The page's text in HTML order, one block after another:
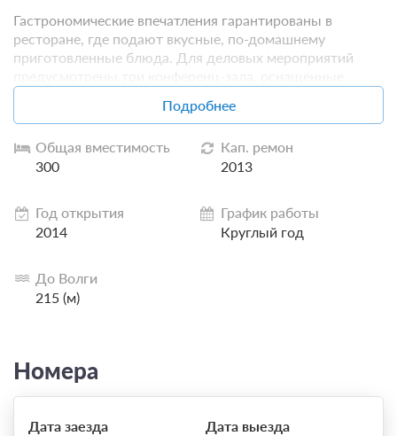
Гастрономические впечатления гарантированы в
ресторане, где подают вкусные, по-домашнему
приготовленные блюда. Для деловых мероприятий
для проведения семинаров, конференций и
корпоративных встреч.
Заботясь о вашем благополучии, «Серебряный
Плес» предлагает широкий спектр оздоровительных
джакузи, позвольте опытным мастерам вернуть вам
силы и энергию, а плавание в бассейнах принесет
Подробнее
Общая вместимость
300
Кап. ремон
2013
Год открытия
2014
График работы
Круглый год
До Волги
215 (м)
Номера
Дата заезда Дата выезда